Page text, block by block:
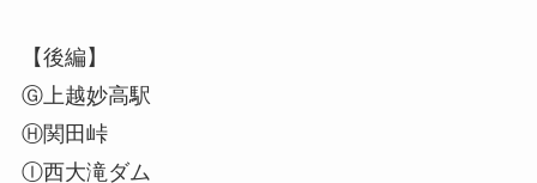
【後編】
Ⓖ上越妙高駅
Ⓗ関田峠
Ⓘ西大滝ダム